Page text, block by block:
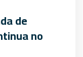
de
no